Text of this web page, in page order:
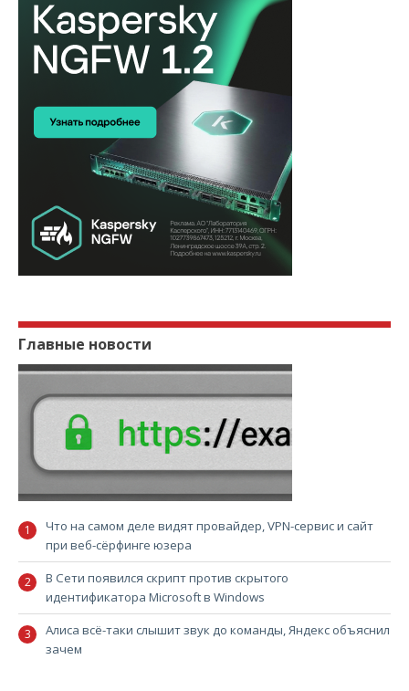
Главные новости
Что на самом деле видят провайдер, VPN-сервис и сайт
при веб-сёрфинге юзера
В Сети появился скрипт против скрытого
идентификатора Microsoft в Windows
Алиса всё-таки слышит звук до команды, Яндекс объяснил
зачем